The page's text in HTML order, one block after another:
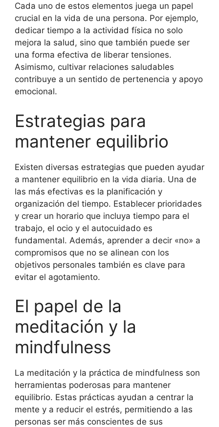
Cada uno de estos elementos juega un papel
crucial en la vida de una persona. Por ejemplo,
dedicar tiempo a la actividad física no solo
mejora la salud, sino que también puede ser
una forma efectiva de liberar tensiones.
Asimismo, cultivar relaciones saludables
contribuye a un sentido de pertenencia y apoyo
emocional.
Estrategias para
mantener equilibrio
Existen diversas estrategias que pueden ayudar
a mantener equilibrio en la vida diaria. Una de
las más efectivas es la planificación y
organización del tiempo. Establecer prioridades
y crear un horario que incluya tiempo para el
trabajo, el ocio y el autocuidado es
fundamental. Además, aprender a decir «no» a
compromisos que no se alinean con los
objetivos personales también es clave para
evitar el agotamiento.
El papel de la
meditación y la
mindfulness
La meditación y la práctica de mindfulness son
herramientas poderosas para mantener
equilibrio. Estas prácticas ayudan a centrar la
mente y a reducir el estrés, permitiendo a las
personas ser más conscientes de sus